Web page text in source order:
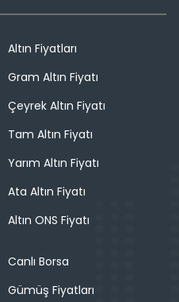
Altın Fiyatları
Gram Altın Fiyatı
Çeyrek Altın Fiyatı
Tam Altın Fiyatı
Yarım Altın Fiyatı
Ata Altın Fiyatı
Altın ONS Fiyatı
Canlı Borsa
Gümüş Fiyatları